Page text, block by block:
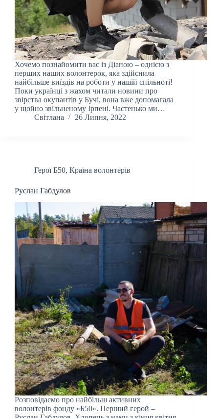
Хочемо познайомити вас із Діаною – однією з
перших наших волонтерок, яка здійснила
найбільше виїздів на роботи у нашій спільноті!
Поки українці з жахом читали новини про
звірства окупантів у Бучі, вона вже допомагала
у щойно звільненому Ірпені. Частенько ми…
Світлана
26 Липня, 2022
Герої Б50, Країна волонтерів
Руслан Габдулов
Розповідаємо про найбільш активних
волонтерів фонду «Б50». Перший герой –